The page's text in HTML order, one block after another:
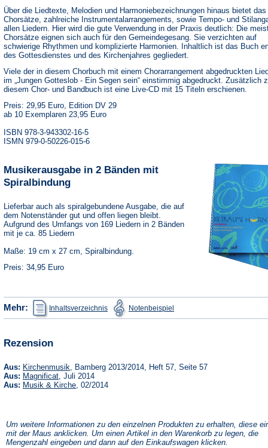
Über die Liedtexte, Melodien und Harmoniebezeichnungen hinaus bietet
Chorsätze, zahlreiche Instrumentalarrangements, sowie Tempo- und
allen Liedern. Hier wird die gute Verwendung in der Praxis deutlich: Die
Chorsätze eignen sich auch für den Gemeindegesang. Sie verzichten auf
schwierige Rhythmen und komplizierte Harmonien. Inhaltlich ist das Buch
des Gottesdienstes und des Kirchenjahres gegliedert.
Viele der in diesem Chorbuch mit einem Chorarrangement abgedruckten
im „Jungen Gotteslob - Ein Segen sein“ einstimmig abgedruckt. Zusätzlich
diesem Chor- und Bandbuch ist eine Live-CD mit 15 Titeln erschienen.
Preis: 29,95 Euro, Edition DV 29
ab 10 Exemplaren 23,95 Euro
ISBN 978-3-943302-16-5
ISMN 979-0-50226-015-6
Musikerausgabe in 2 Bänden mit
Spiralbindung
Lieferbar auch als spiralgebundene Ausgabe, die auf
dem Notenständer gut und offen liegen bleibt.
Aufgrund des Umfangs von 169 Liedern in 2 Bänden
mit je ca. 85 Liedern
Maße: 19 cm x 27 cm, Spiralbindung.
Preis: 34,95 Euro
Mehr: Inhaltsverzeichnis
(Öffnet
in
einem
Notenbeispiel in
einem
Rezension
Aus: Kirchenmusik (Öffnet
in
einem
neuen
, Bamberg 2013/2014, Heft 57, Seite 57
Aus: Magnificat(Öffnet
in
, Juli 2014
Aus: Musik & Kirche(Öffnet
, 02/2014
Um weitere Informationen zu den einzelnen Produkten zu erhalten, diese
mit der Maus anklicken. Um einen Artikel in den Warenkorb zu legen, die
Mengenzahl eingeben und dann auf den Einkaufswagen klicken.